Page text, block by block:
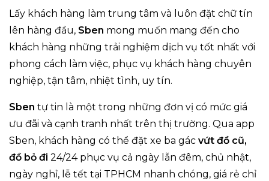
Lấy khách hàng làm trung tâm và luôn đặt chữ tín
lên hàng đầu, Sben mong muốn mang đến cho
khách hàng những trải nghiệm dịch vụ tốt nhất với
phong cách làm việc, phục vụ khách hàng chuyên
nghiệp, tận tâm, nhiệt tình, uy tín.
Sben tự tin là một trong những đơn vị có mức giá
ưu đãi và cạnh tranh nhất trên thị trường. Qua app
Sben, khách hàng có thể đặt xe ba gác vứt đồ cũ,
đồ bỏ đi 24/24 phục vụ cả ngày lẫn đêm, chủ nhật,
ngày nghỉ, lễ tết tại TPHCM nhanh chóng, giá rẻ chỉ